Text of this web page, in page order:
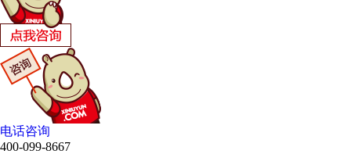
电话咨询
400-099-8667